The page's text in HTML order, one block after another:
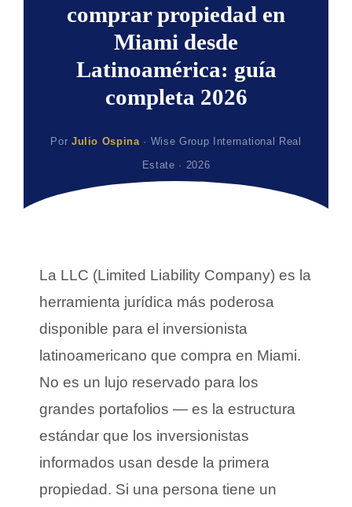
comprar propiedad en
Miami desde
Latinoamérica: guía
completa 2026
Por Julio Ospina · Wise Group International Real
Estate · 2026
La LLC (Limited Liability Company) es la
herramienta jurídica más poderosa
disponible para el inversionista
latinoamericano que compra en Miami.
No es un lujo reservado para los
grandes portafolios — es la estructura
estándar que los inversionistas
informados usan desde la primera
propiedad. Si una persona tiene un